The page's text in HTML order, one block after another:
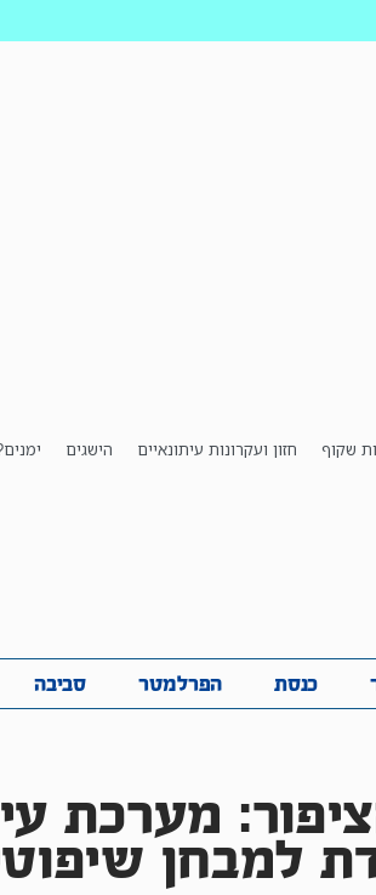
שקוף חזון ועקרונות עיתונאיים הישגים
כנסת הפרלמטר סביבה
כנסת הפרלמטר סביבה
מערכת
למבחן